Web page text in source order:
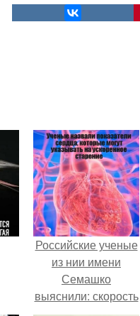
Российские ученые
из нии имени
Семашко
выяснили: скорость